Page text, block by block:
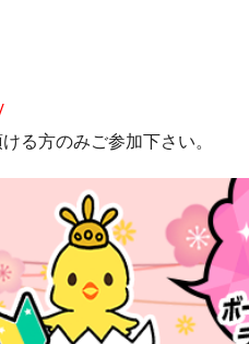
る方のみご参加下さい。